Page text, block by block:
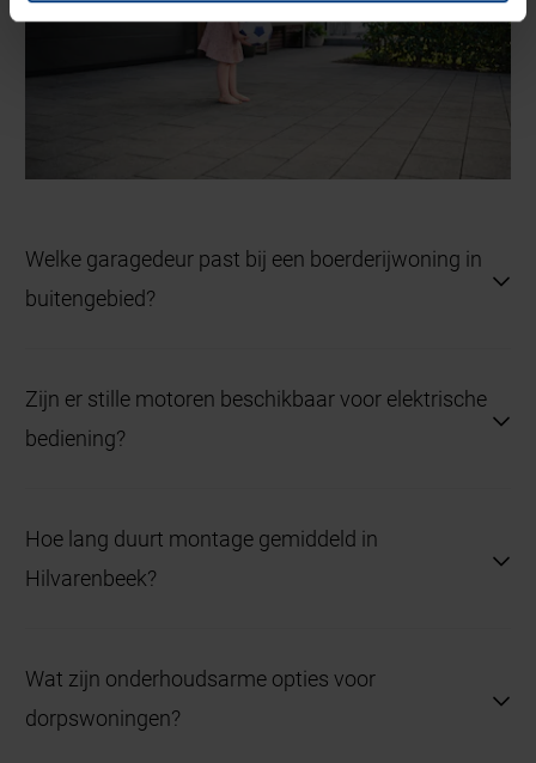
Welke garagedeur past bij een boerderijwoning in
buitengebied?
sluit goed aan bij het landelijke karakter.
Zijn er stille motoren beschikbaar voor elektrische
bediening?
een stille werking.
Hoe lang duurt montage gemiddeld in
Hilvarenbeek?
geplaatst, inclusief afwerking.
Wat zijn onderhoudsarme opties voor
dorpswoningen?